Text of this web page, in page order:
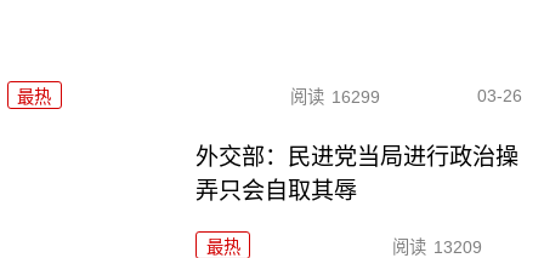
最热 阅读 16299 03-26
外交部：民进党当局进行政治操
弄只会自取其辱
最热 阅读 13209